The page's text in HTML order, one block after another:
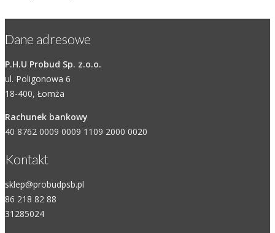
Dane adresowe
P.H.U Probud Sp. z.o.o.
ul. Poligonowa 6
18-400, Łomża
Rachunek bankowy
40 8762 0009 0009 1109 2000 0020
Kontakt
sklep@probudpsb.pl
86 218 82 88
31285024